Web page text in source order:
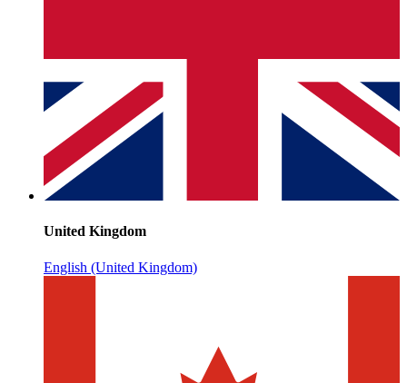
United Kingdom
English (United Kingdom)